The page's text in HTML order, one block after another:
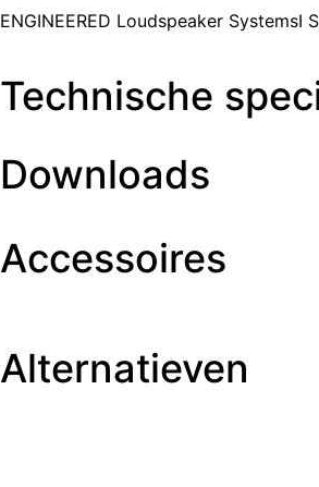
ENGINEERED Loudspeaker SystemsI
Technische
Downloads
Accessoires
Alternatieven